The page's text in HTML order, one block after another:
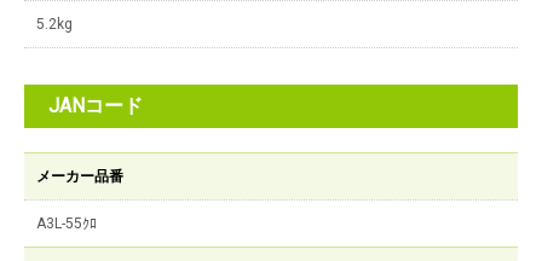
5.2kg
JANコード
メーカー品番
A3L-55ｸﾛ